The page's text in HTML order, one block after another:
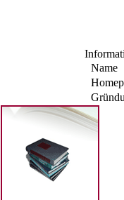
Name